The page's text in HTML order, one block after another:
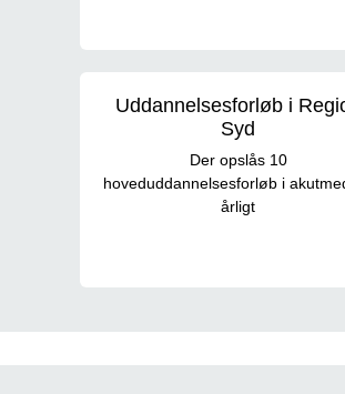
Uddannelsesforløb i
Syd
Der opslås 10
hoveduddannelsesforløb i
årligt